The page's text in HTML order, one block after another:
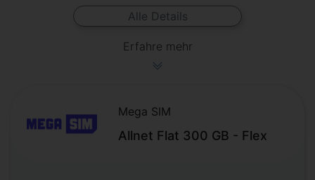
Alle Details
Erfahre mehr
Mega SIM
Allnet Flat 300 GB - Flex